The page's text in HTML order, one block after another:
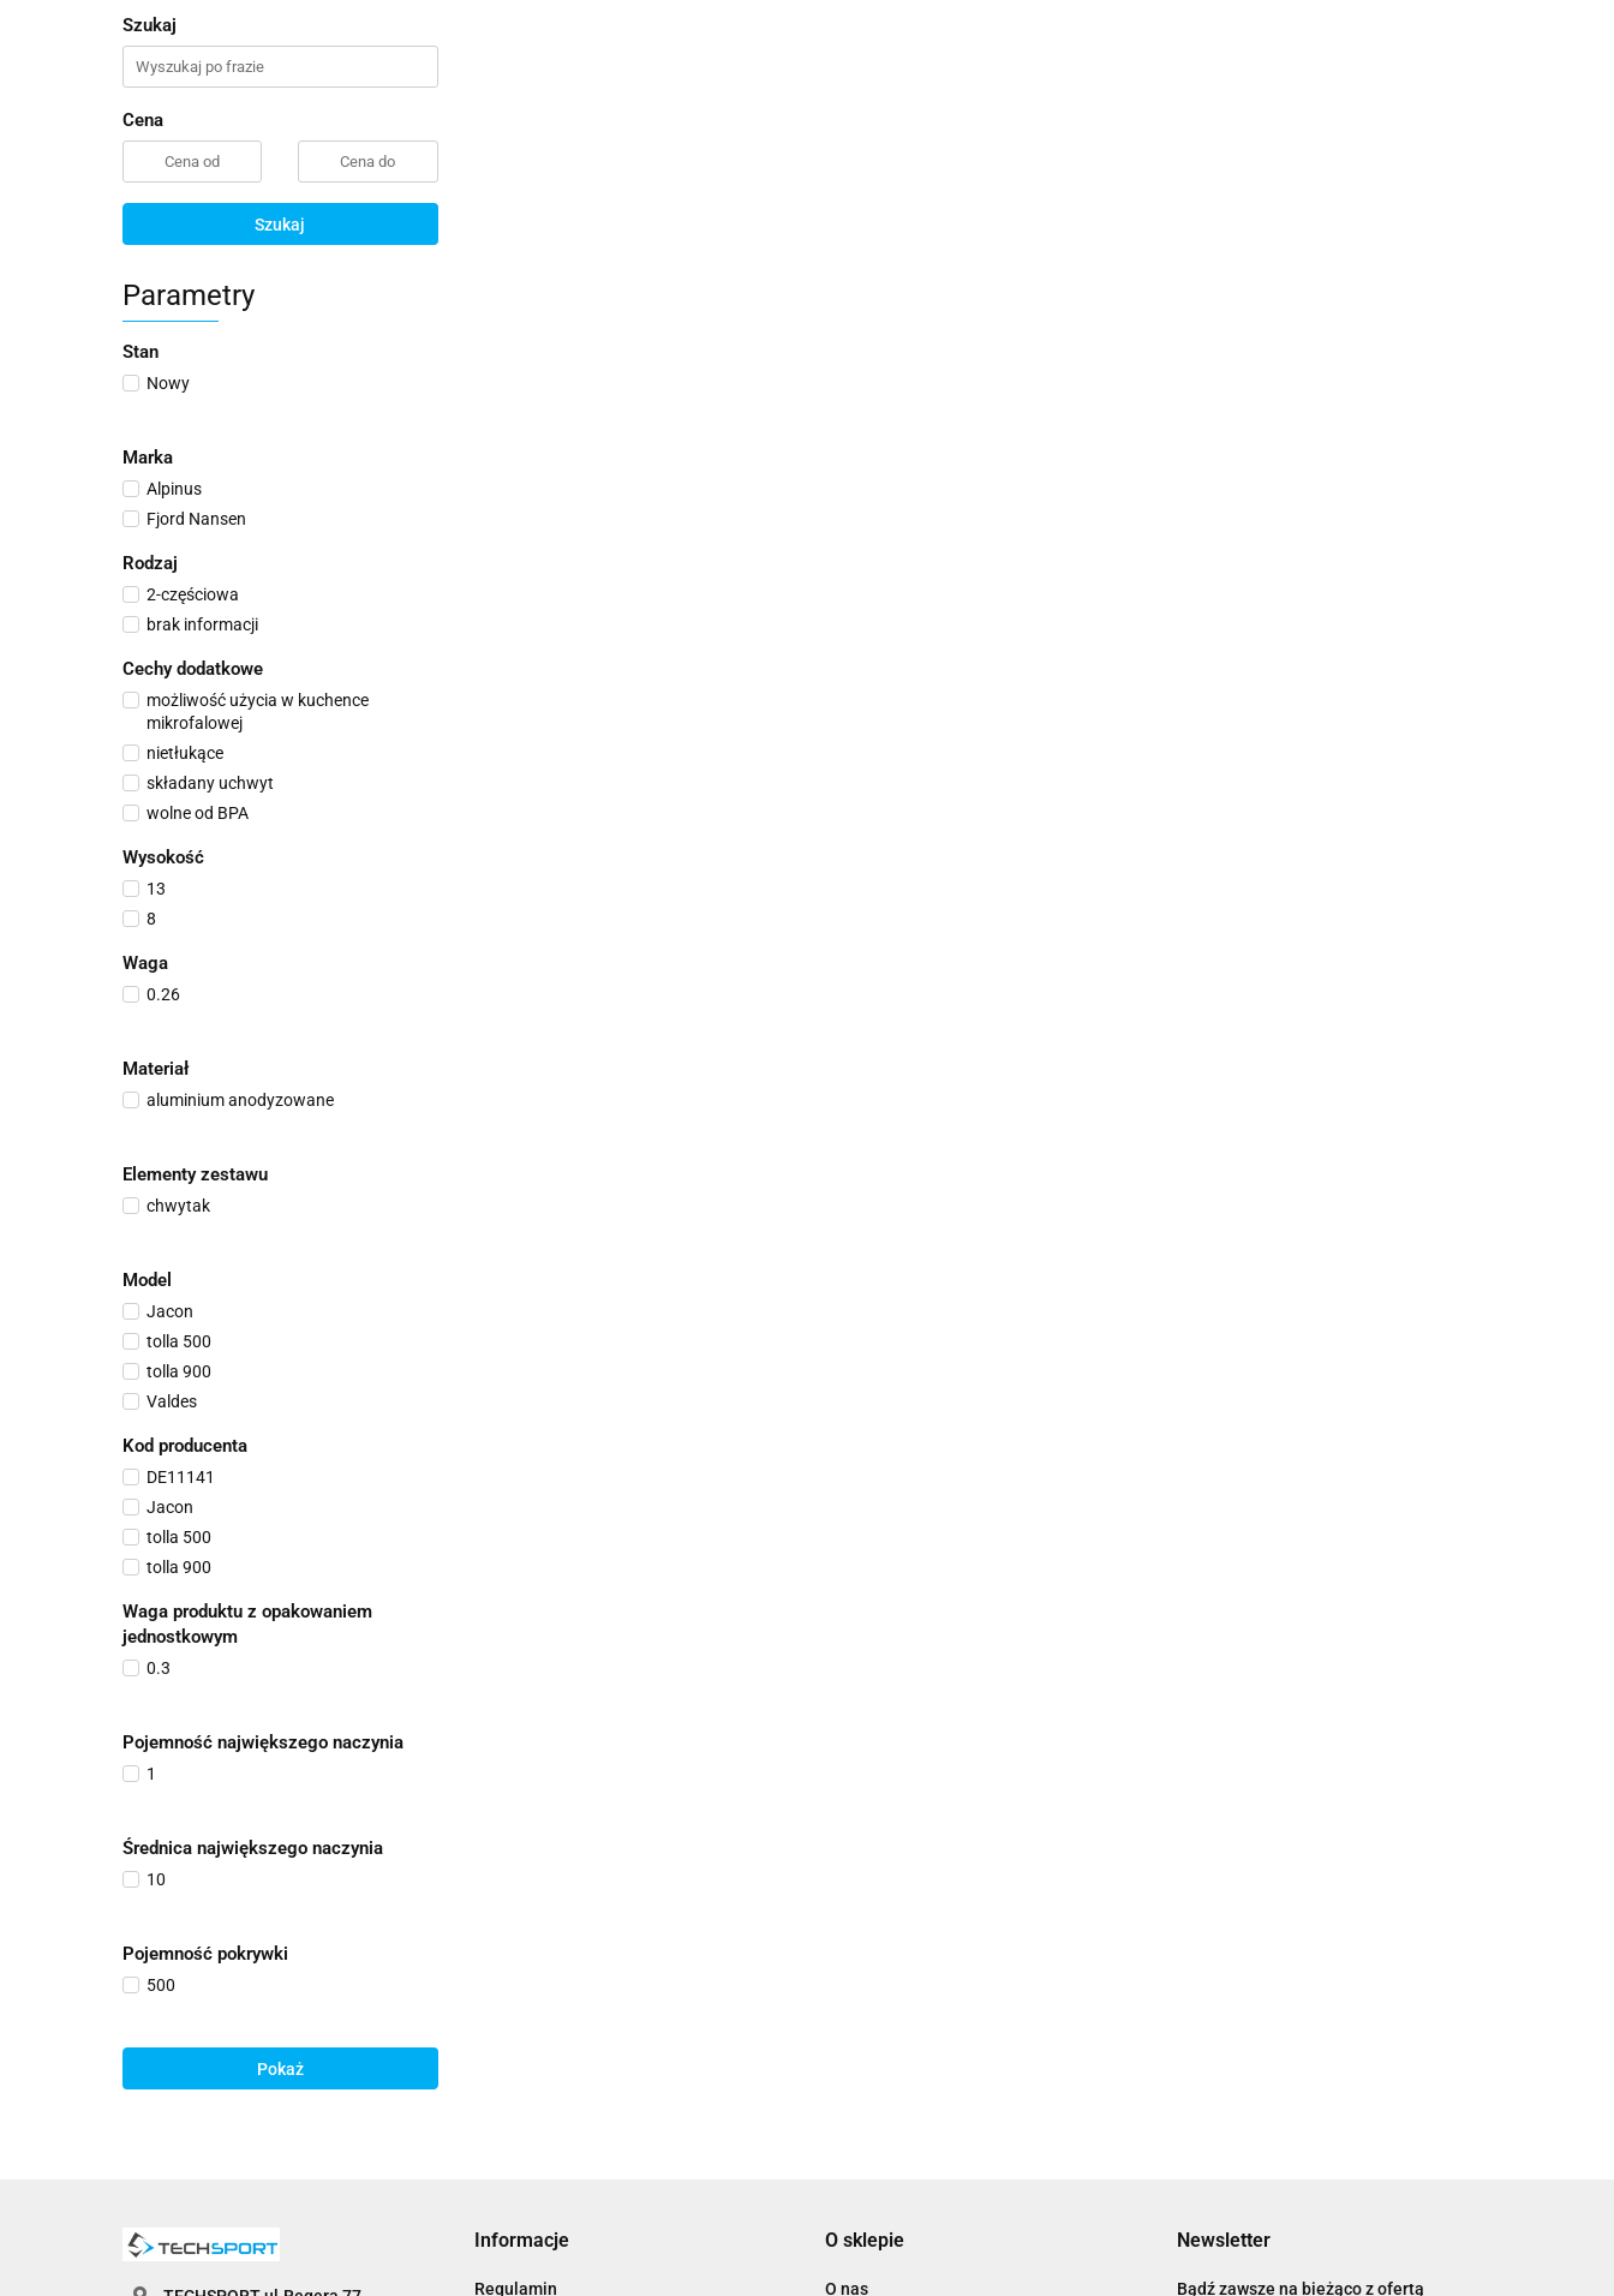
Szukaj
Cena
Szukaj
Parametry
Stan
Nowy
Marka
Alpinus
Fjord Nansen
Rodzaj
2-częściowa
brak informacji
Cechy dodatkowe
możliwość użycia w kuchence
mikrofalowej
nietłukące
składany uchwyt
wolne od BPA
Wysokość
13
8
Waga
0.26
Materiał
aluminium anodyzowane
Elementy zestawu
chwytak
Model
Jacon
tolla 500
tolla 900
Valdes
Kod producenta
DE11141
Jacon
tolla 500
tolla 900
Waga produktu z opakowaniem
jednostkowym
0.3
Pojemność największego naczynia
1
Średnica największego naczynia
10
Pojemność pokrywki
500
Pokaż
Informacje
Regulamin
O sklepie
O nas
Newsletter
Bądź zawsze na bieżąco z ofertą